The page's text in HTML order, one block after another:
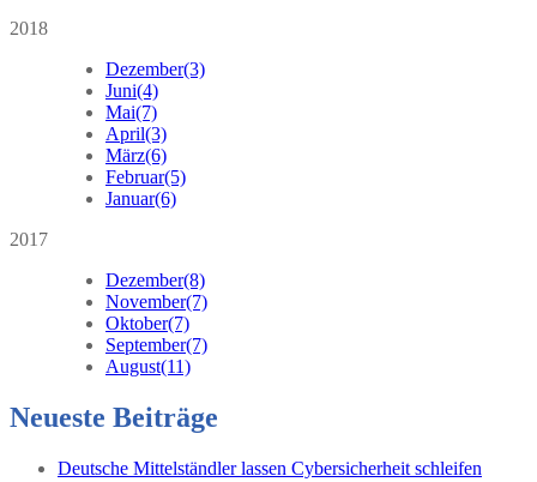
2018
Dezember(3)
Juni(4)
Mai(7)
April(3)
März(6)
Februar(5)
Januar(6)
2017
Dezember(8)
November(7)
Oktober(7)
September(7)
August(11)
Neueste Beiträge
Deutsche Mittelständler lassen Cybersicherheit schleifen